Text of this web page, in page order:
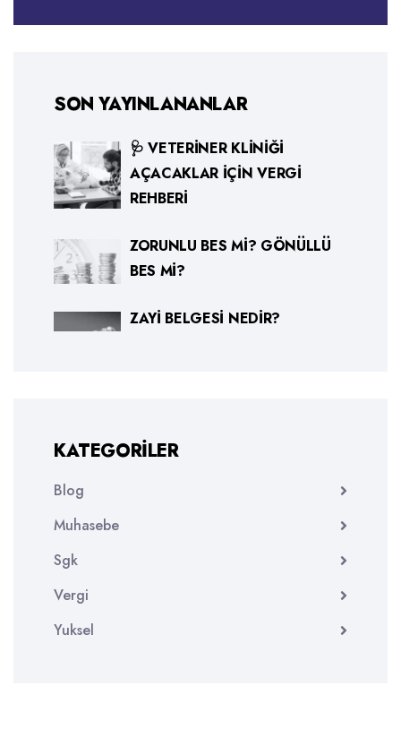
SON YAYINLANANLAR
🩺 VETERINER KLINIĞI
AÇACAKLAR İÇIN VERGI
REHBERI
ZORUNLU BES MI? GÖNÜLLÜ
BES MI?
ZAYI BELGESI NEDIR?
KATEGORILER
Blog
Muhasebe
Sgk
Vergi
Yuksel